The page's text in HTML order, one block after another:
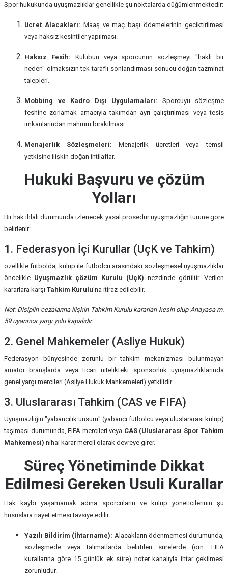
Spor hukukunda uyuşmazlıklar genellikle şu noktalarda düğümlenmektedir:
ücret Alacakları: Maaş ve maç başı ödemelerinin geciktirilmesi
veya haksız kesintiler yapılması.
Haksız Fesih: Kulübün veya sporcunun sözleşmeyi "haklı bir
neden" olmaksızın tek taraflı sonlandırması sonucu doğan tazminat
talepleri.
Mobbing ve Kadro Dışı Uygulamaları: Sporcuyu sözleşme
feshine zorlamak amacıyla takımdan ayrı çalıştırılması veya tesis
imkanlarından mahrum bırakılması.
Menajerlik Sözleşmeleri: Menajerlik ücretleri veya temsil
yetkisine ilişkin doğan ihtilaflar.
Hukuki Başvuru ve çözüm
Yolları
Bir hak ihlali durumunda izlenecek yasal prosedür uyuşmazlığın türüne göre
belirlenir:
1. Federasyon İçi Kurullar (UçK ve Tahkim)
özellikle futbolda, kulüp ile futbolcu arasındaki sözleşmesel uyuşmazlıklar
öncelikle Uyuşmazlık çözüm Kurulu (UçK) nezdinde görülür. Verilen
kararlara karşı Tahkim Kurulu'na itiraz edilebilir.
Not: Disiplin cezalarına ilişkin Tahkim Kurulu kararları kesin olup Anayasa m.
59 uyarınca yargı yolu kapalıdır.
2. Genel Mahkemeler (Asliye Hukuk)
Federasyon bünyesinde zorunlu bir tahkim mekanizması bulunmayan
amatör branşlarda veya ticari nitelikteki sponsorluk uyuşmazlıklarında
genel yargı mercileri (Asliye Hukuk Mahkemeleri) yetkilidir.
3. Uluslararası Tahkim (CAS ve FIFA)
Uyuşmazlığın "yabancılık unsuru" (yabancı futbolcu veya uluslararası kulüp)
taşıması durumunda, FIFA mercileri veya CAS (Uluslararası Spor Tahkim
Mahkemesi) nihai karar mercii olarak devreye girer.
Süreç Yönetiminde Dikkat
Edilmesi Gereken Usuli Kurallar
Hak kaybı yaşamamak adına sporcuların ve kulüp yöneticilerinin şu
hususlara riayet etmesi tavsiye edilir:
Yazılı Bildirim (İhtarname): Alacakların ödenmemesi durumunda,
sözleşmede veya talimatlarda belirtilen sürelerde (örn: FIFA
kurallarına göre 15 günlük ek süre) noter kanalıyla ihtar çekilmesi
zorunludur.